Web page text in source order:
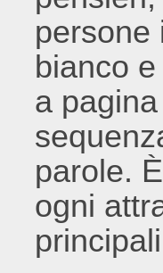
persone
bianco
a
parole.
ogni